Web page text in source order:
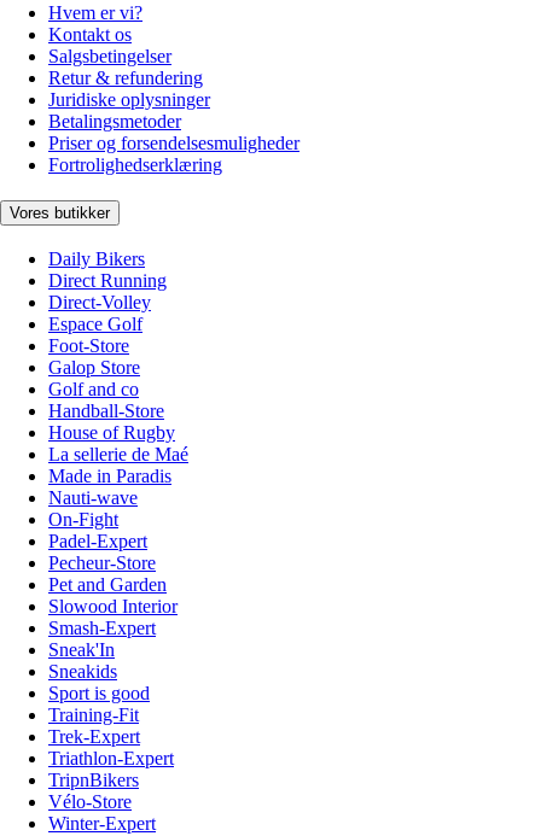
Hvem er vi?
Kontakt os
Salgsbetingelser
Retur & refundering
Juridiske oplysninger
Betalingsmetoder
Priser og forsendelsesmuligheder
Fortrolighedserklæring
Vores butikker
Daily Bikers
Direct Running
Direct-Volley
Espace Golf
Foot-Store
Galop Store
Golf and co
Handball-Store
House of Rugby
La sellerie de Maé
Made in Paradis
Nauti-wave
On-Fight
Padel-Expert
Pecheur-Store
Pet and Garden
Slowood Interior
Smash-Expert
Sneak'In
Sneakids
Sport is good
Training-Fit
Trek-Expert
Triathlon-Expert
TripnBikers
Vélo-Store
Winter-Expert